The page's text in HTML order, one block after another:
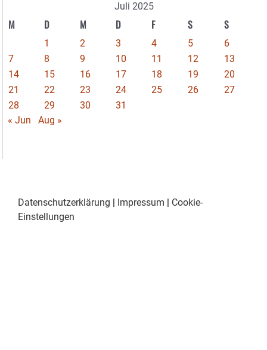
Juli 2025
M D M D F S S
1 2 3 4 5
6
7
8 9 10 11 12
13
14
15 16 17 18 19
20
21
22 23 24 25 26
27
28
29 30
31
« Jun
Aug »
Datenschutzerklärung Impressum
Cookie-
Einstellungen